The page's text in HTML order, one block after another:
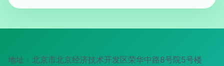
地址：北京市北京经济技术开发区荣华中路8号院5号楼